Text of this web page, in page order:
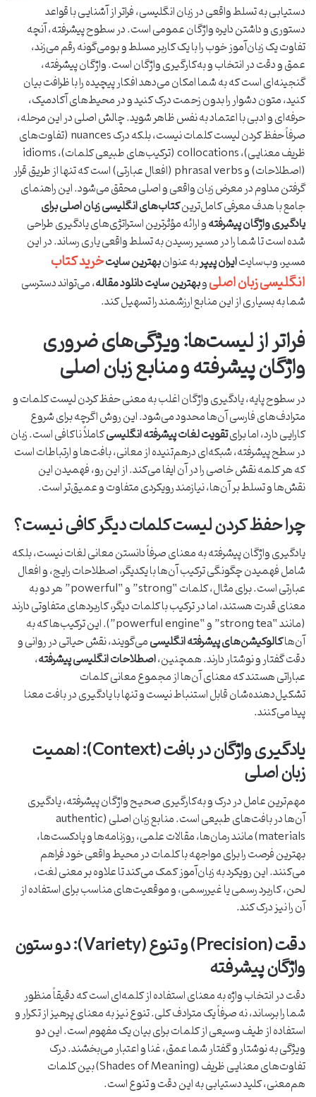
دستیابی به تسلط واقعی در زبان انگلیسی، فراتر از آشنایی با قواعد
دستوری و داشتن دایره واژگان عمومی است. در سطوح پیشرفته، آنچه
تفاوت یک زبان‌آموز خوب را با یک کاربر مسلط و بومی‌گونه رقم می‌زند،
عمق و دقت در انتخاب و به‌کارگیری واژگان است. واژگان پیشرفته،
گنجینه‌ای است که به شما امکان می‌دهد افکار پیچیده را با ظرافت بیان
کنید، متون دشوار را بدون زحمت درک کنید و در محیط‌های آکادمیک،
حرفه‌ای و ادبی با اعتماد به نفس ظاهر شوید. چالش اصلی در این مرحله،
صرفاً حفظ کردن لیست کلمات نیست، بلکه درک nuances (تفاوت‌های
ظریف معنایی)، collocations (ترکیب‌های طبیعی کلمات)، idioms
(اصطلاحات) و phrasal verbs (افعال عبارتی) است که تنها از طریق قرار
گرفتن مداوم در معرض زبان واقعی و اصلی محقق می‌شود. این راهنمای
جامع با هدف معرفی کامل‌ترینکتاب‌های انگلیسی زبان اصلی برای
یادگیری واژگان پیشرفتهو ارائه مؤثرترین استراتژی‌های یادگیری طراحی
شده است تا شما را در مسیر رسیدن به تسلط واقعی یاری رساند. در این
مسیر، وب‌سایتایران پیپربه عنوانبهترین سایتخرید کتاب
انگلیسی زبان اصلیوبهترین سایت دانلود مقاله، می‌تواند دسترسی
شما به بسیاری از این منابع ارزشمند را تسهیل کند.
فراتر از لیست‌ها: ویژگی‌های ضروری
واژگان پیشرفته و منابع زبان اصلی
در سطوح پایه، یادگیری واژگان اغلب به معنی حفظ کردن لیست کلمات و
مترادف‌های فارسی آن‌ها محدود می‌شود. این روش اگرچه برای شروع
کارایی دارد، اما برایتقویت لغات پیشرفته انگلیسیکاملاً ناکافی است. زبان
در سطح پیشرفته، شبکه‌ای درهم‌تنیده از معانی، بافت‌ها و ارتباطات است
که هر کلمه نقش خاصی را در آن ایفا می‌کند. از این رو، فهمیدن این
نقش‌ها و تسلط بر آن‌ها، نیازمند رویکردی متفاوت و عمیق‌تر است.
چرا حفظ کردن لیست کلمات دیگر کافی نیست؟
یادگیری واژگان پیشرفته به معنای صرفاً دانستن معانی لغات نیست، بلکه
شامل فهمیدن چگونگی ترکیب آن‌ها با یکدیگر، اصطلاحات رایج، و افعال
عبارتی است. برای مثال، کلمات “strong” و “powerful” هر دو به
معنای قدرت هستند، اما در ترکیب با کلمات دیگر، کاربردهای متفاوتی دارند
(مانند “strong tea” و “powerful engine”). این ترکیب‌ها که به
آن‌هاکالوکیشن‌های پیشرفته انگلیسیمی‌گویند، نقش حیاتی در روانی و
دقت گفتار و نوشتار دارند. همچنین،اصطلاحات انگلیسی پیشرفته،
عباراتی هستند که معنای آن‌ها از مجموع معانی کلمات
تشکیل‌دهنده‌شان قابل استنباط نیست و تنها با یادگیری در بافت معنا
پیدا می‌کنند.
یادگیری واژگان در بافت (Context): اهمیت
زبان اصلی
مهم‌ترین عامل در درک و به‌کارگیری صحیح واژگان پیشرفته، یادگیری
آن‌ها در بافت‌های طبیعی است. منابع زبان اصلی (authentic
materials) مانند رمان‌ها، مقالات علمی، روزنامه‌ها و پادکست‌ها،
بهترین فرصت را برای مواجهه با کلمات در محیط واقعی خود فراهم
می‌کنند. این رویکرد به زبان‌آموز کمک می‌کند تا علاوه بر معنی لغت،
لحن، کاربرد رسمی یا غیررسمی، و موقعیت‌های مناسب برای استفاده از
آن را نیز درک کند.
دقت (Precision) و تنوع (Variety): دو ستون
واژگان پیشرفته
دقت در انتخاب واژه به معنای استفاده از کلمه‌ای است که دقیقاً منظور
شما را برساند، نه صرفاً یک مترادف کلی. تنوع نیز به معنای پرهیز از تکرار و
استفاده از طیف وسیعی از کلمات برای بیان یک مفهوم است. این دو
ویژگی به نوشتار و گفتار شما عمق، غنا و اعتبار می‌بخشند. درک
تفاوت‌های معنایی ظریف (Shades of Meaning) بین کلمات
هم‌معنی، کلید دستیابی به این دقت و تنوع است.